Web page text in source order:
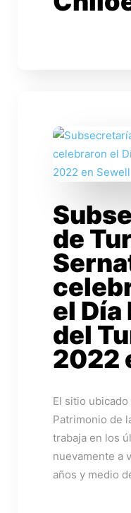
de
el
del
2022
El sitio ubicado
Patrimonio de
trabaja en los
nuevamente a
años y medio